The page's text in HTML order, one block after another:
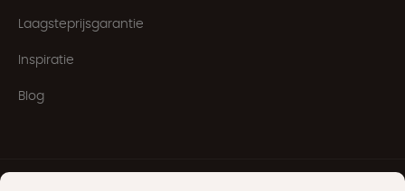
Laagsteprijsgarantie
Inspiratie
Blog